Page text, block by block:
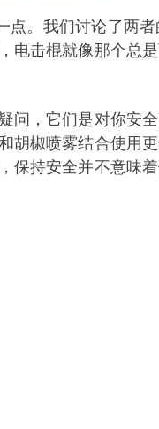
点。我们讨论了两者
电击棍就像那个总
问，它们是对你安
胡椒喷雾结合使用
保持安全并不意味